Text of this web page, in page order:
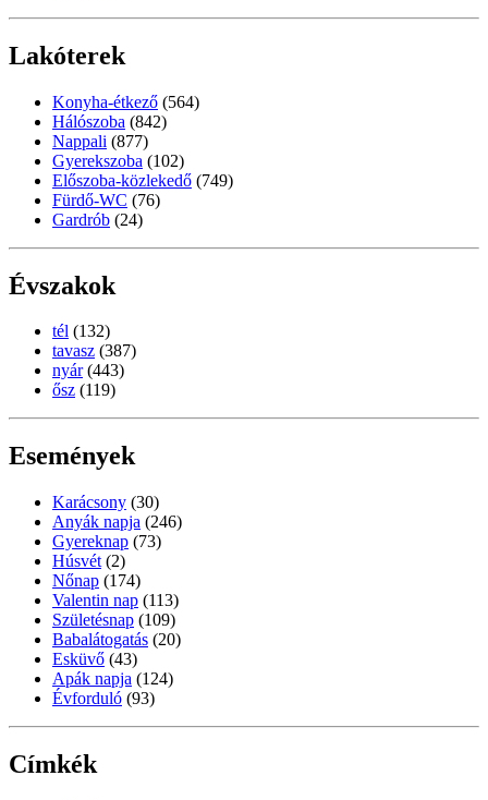
Lakóterek
Konyha-étkező (564)
Hálószoba (842)
Nappali (877)
Gyerekszoba (102)
Előszoba-közlekedő (749)
Fürdő-WC (76)
Gardrób (24)
Évszakok
tél (132)
tavasz (387)
nyár (443)
ősz (119)
Események
Karácsony (30)
Anyák napja (246)
Gyereknap (73)
Húsvét (2)
Nőnap (174)
Valentin nap (113)
Születésnap (109)
Babalátogatás (20)
Esküvő (43)
Apák napja (124)
Évforduló (93)
Címkék